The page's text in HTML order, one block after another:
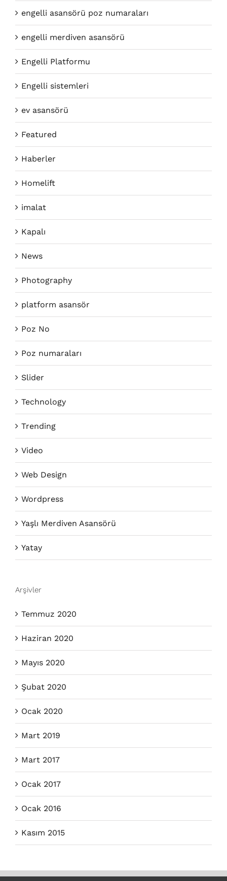
engelli asansörü poz numaraları
engelli merdiven asansörü
Engelli Platformu
Engelli sistemleri
ev asansörü
Featured
Haberler
Homelift
imalat
Kapalı
News
Photography
platform asansör
Poz No
Poz numaraları
Slider
Technology
Trending
Video
Web Design
Wordpress
Yaşlı Merdiven Asansörü
Yatay
Arşivler
Temmuz 2020
Haziran 2020
Mayıs 2020
Şubat 2020
Ocak 2020
Mart 2019
Mart 2017
Ocak 2017
Ocak 2016
Kasım 2015